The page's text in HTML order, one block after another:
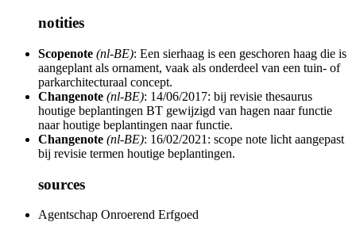
notities
Scopenote (nl-BE): Een sierhaag is een geschoren haag die is
aangeplant als ornament, vaak als onderdeel van een tuin- of
parkarchitecturaal concept.
Changenote (nl-BE): 14/06/2017: bij revisie thesaurus
houtige beplantingen BT gewijzigd van hagen naar functie
naar houtige beplantingen naar functie.
Changenote (nl-BE): 16/02/2021: scope note licht aangepast
bij revisie termen houtige beplantingen.
sources
Agentschap Onroerend Erfgoed